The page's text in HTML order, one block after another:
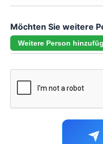
Möchten Sie weitere
Weitere Person